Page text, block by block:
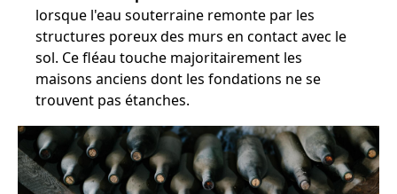
lorsque l'eau souterraine remonte par les
structures poreux des murs en contact avec le
sol. Ce fléau touche majoritairement les
maisons anciens dont les fondations ne se
trouvent pas étanches.